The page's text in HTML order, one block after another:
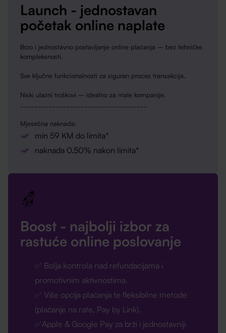
Launch - jednostavan
početak online naplate
Brzo i jednostavno postavljanje online plaćanja – bez tehničke
kompleksnosti.
Sve ključne funkcionalnosti za siguran proces transakcija.
Niski ulazni troškovi – idealno za male kompanije.
Mjesečna naknada:
min 59 KM do limita*
naknada 0,50% nakon limita*
Boost - najbolji izbor za
rastuće online poslovanje
✅ Bolja kontrola nad refundacijama i
promotivnim aktivnostima.
✅ Više opcija plaćanja te fleksibilne metode
(plaćanje na rate, Pay by Link).
✅Apple & Google Pay za brži i jednostavniji